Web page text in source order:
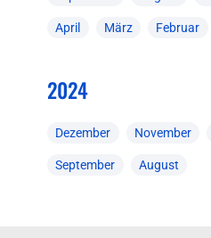
April März Februar
2024
Dezember November
September August